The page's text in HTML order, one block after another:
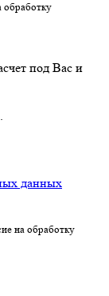
обработку
под Вас и
данных
на обработку